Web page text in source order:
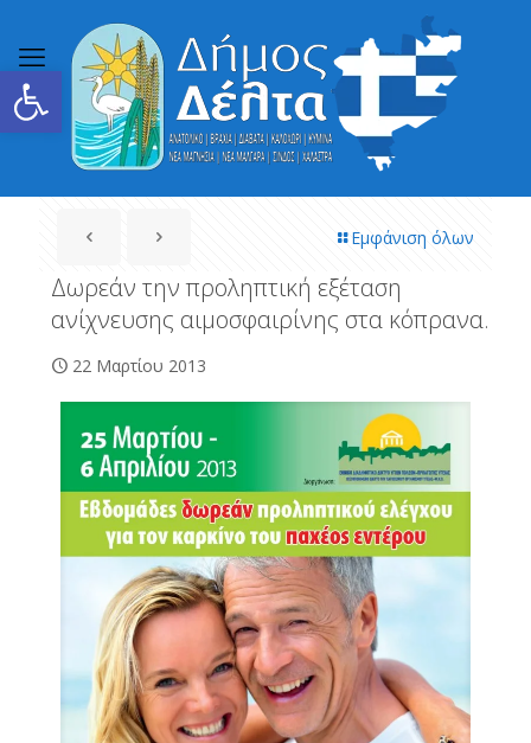
Ανοίξτε τη γραμμή εργαλείων
Εμφάνιση όλων
Δωρεάν την προληπτική εξέταση
ανίχνευσης αιμοσφαιρίνης στα κόπρανα.
22 Μαρτίου 2013